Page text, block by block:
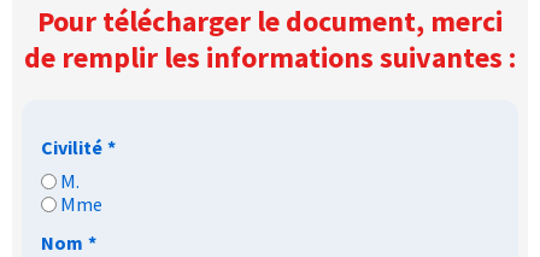
Pour télécharger le document, merci
de remplir les informations suivantes :
Civilité *
M.
Mme
Nom *